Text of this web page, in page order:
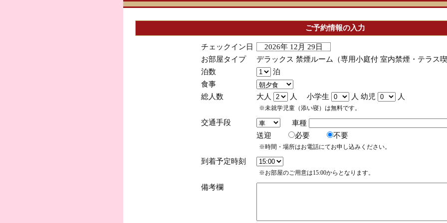
ご予約情報の入力
チェックイン日
2026年 12月 29日
お部屋タイプ
デラックス 禁煙ルーム（専用小庭付 室内禁煙・テラス
泊数
泊
食事
総人数
大人 人 小学生 人 幼児 人
※未就学児童（添い寝）は無料です。
交通手段
車種
送迎
必要 不要
※時間・場所はお電話にてお申し込みください。
到着予定時刻
※お部屋のご用意は15:00からとなります。
備考欄